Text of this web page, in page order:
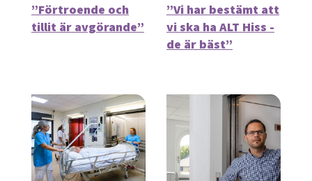
”Förtroende och
tillit är avgörande”
”Vi har bestämt att
vi ska ha ALT Hiss -
de är bäst”